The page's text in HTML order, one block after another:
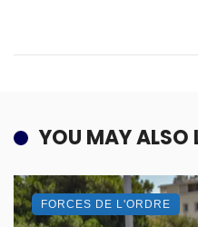
YOU MAY ALSO
FORCES DE L'ORDRE